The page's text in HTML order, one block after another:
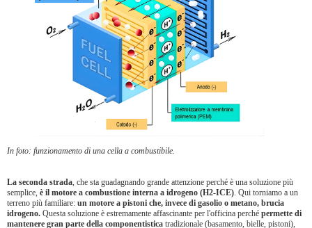
In foto: funzionamento di una cella a combustibile.
La seconda strada, che sta guadagnando grande attenzione perché è una soluzione più
semplice, è il motore a combustione interna a idrogeno (H2-ICE). Qui torniamo a un
terreno più familiare: un motore a pistoni che, invece di gasolio o metano, brucia
idrogeno. Questa soluzione è estremamente affascinante per l'officina perché permette di
mantenere gran parte della componentistica tradizionale (basamento, bielle, pistoni),